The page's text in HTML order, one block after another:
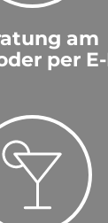
am
per